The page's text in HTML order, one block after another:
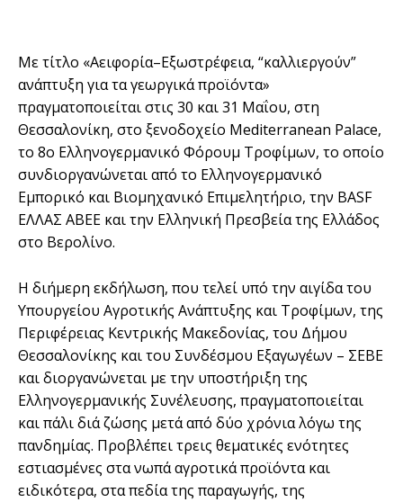
Με τίτλο «Αειφορία–Εξωστρέφεια, “καλλιεργούν”
ανάπτυξη για τα γεωργικά προϊόντα»
πραγματοποιείται στις 30 και 31 Μαΐου, στη
Θεσσαλονίκη, στο ξενοδοχείο Mediterranean Palace,
το 8ο Ελληνογερμανικό Φόρουμ Τροφίμων, το οποίο
συνδιοργανώνεται από το Ελληνογερμανικό
Εμπορικό και Βιομηχανικό Επιμελητήριο, την BASF
ΕΛΛΑΣ ΑΒΕΕ και την Ελληνική Πρεσβεία της Ελλάδος
στο Βερολίνο.
Η διήμερη εκδήλωση, που τελεί υπό την αιγίδα του
Υπουργείου Αγροτικής Ανάπτυξης και Τροφίμων, της
Περιφέρειας Κεντρικής Μακεδονίας, του Δήμου
Θεσσαλονίκης και του Συνδέσμου Εξαγωγέων – ΣΕΒΕ
και διοργανώνεται με την υποστήριξη της
Ελληνογερμανικής Συνέλευσης, πραγματοποιείται
και πάλι διά ζώσης μετά από δύο χρόνια λόγω της
πανδημίας. Προβλέπει τρεις θεματικές ενότητες
εστιασμένες στα νωπά αγροτικά προϊόντα και
ειδικότερα, στα πεδία της παραγωγής, της